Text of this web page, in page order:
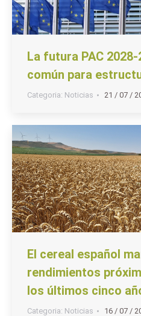
La futura PAC
común para
Categoria: Noticias 21 / 07 /
El cereal español
rendimientos
los últimos cinco
Categoria: Noticias 16 / 07 /